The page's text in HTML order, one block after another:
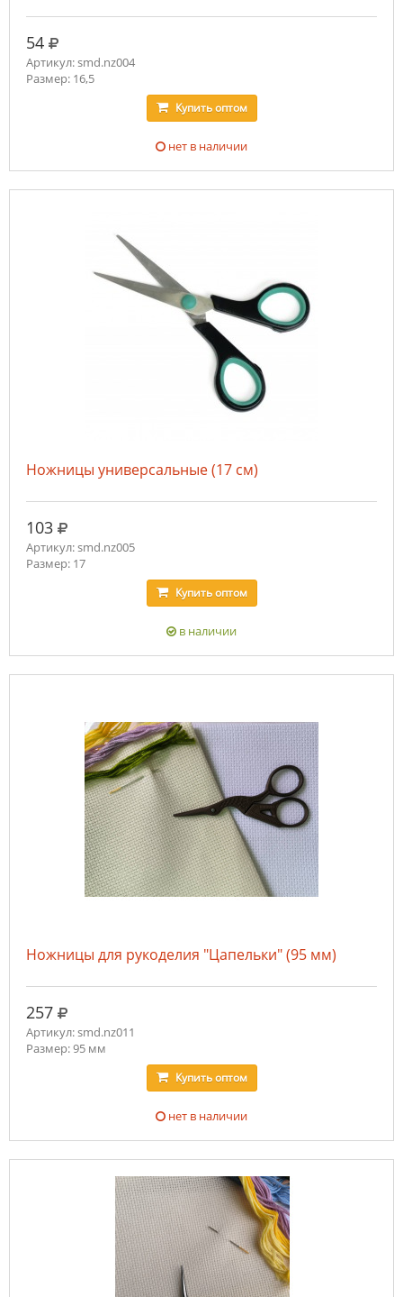
54 руб.
Артикул: smd.nz004
Размер: 16,5
Купитьоптом
нет в наличии
Ножницы универсальные (17 см)
103 руб.
Артикул: smd.nz005
Размер: 17
Купитьоптом
в наличии
Ножницы для рукоделия "Цапельки" (95 мм)
257 руб.
Артикул: smd.nz011
Размер: 95 мм
Купитьоптом
нет в наличии